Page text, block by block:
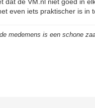
even iets praktischer is in
medemens is een schone